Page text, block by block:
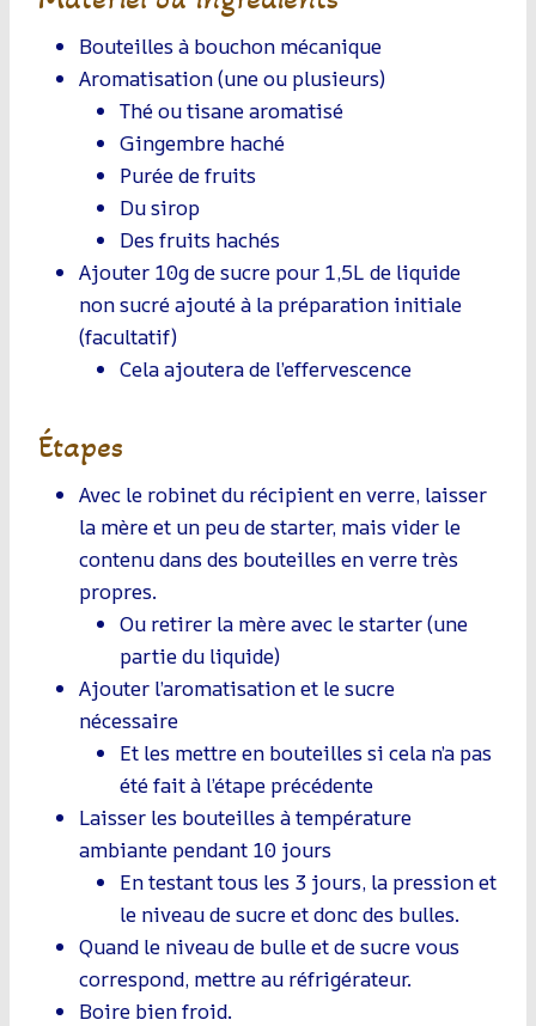
Bouteilles à bouchon mécanique
Aromatisation (une ou plusieurs)
Thé ou tisane aromatisé
Gingembre haché
Purée de fruits
Du sirop
Des fruits hachés
Ajouter 10g de sucre pour 1,5L de liquide
non sucré ajouté à la préparation initiale
(facultatif)
Cela ajoutera de l’effervescence
Étapes
Avec le robinet du récipient en verre, laisser
la mère et un peu de starter, mais vider le
contenu dans des bouteilles en verre très
propres.
Ou retirer la mère avec le starter (une
partie du liquide)
Ajouter l’aromatisation et le sucre
nécessaire
Et les mettre en bouteilles si cela n’a pas
été fait à l’étape précédente
Laisser les bouteilles à température
ambiante pendant 10 jours
En testant tous les 3 jours, la pression et
le niveau de sucre et donc des bulles.
Quand le niveau de bulle et de sucre vous
correspond, mettre au réfrigérateur.
Boire bien froid.